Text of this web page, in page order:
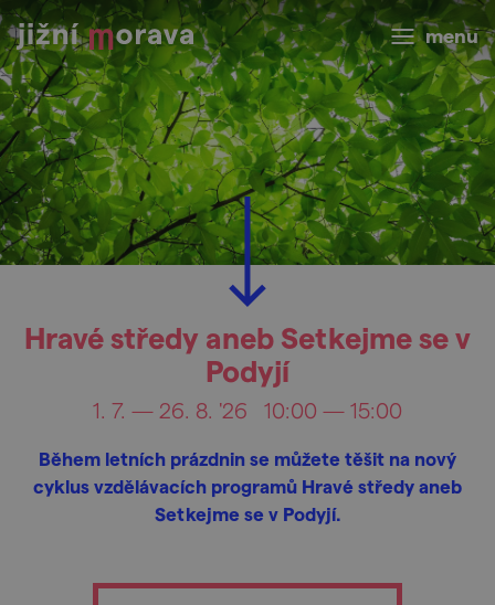
menu
Hravé středy aneb Setkejme se v
Podyjí
1. 7. — 26. 8. '26 10:00 — 15:00
Během letních prázdnin se můžete těšit na nový
cyklus vzdělávacích programů Hravé středy aneb
Setkejme se v Podyjí.